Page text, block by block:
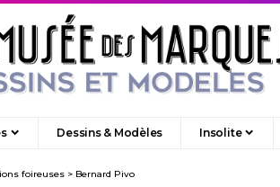
Dessins & Modèles Insolite
foireuses > Bernard Pivo